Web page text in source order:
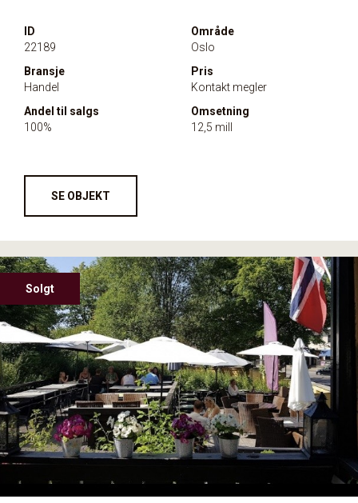
ID
22189
Område
Oslo
Bransje
Handel
Pris
Kontakt megler
Andel til salgs
100%
Omsetning
12,5 mill
SE OBJEKT
Solgt